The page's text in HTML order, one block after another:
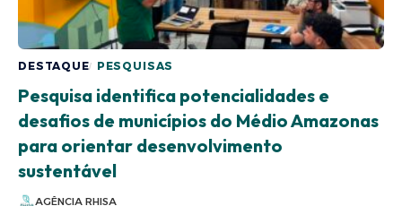
DESTAQUE PESQUISAS
Pesquisa identifica potencialidades e
desafios de municípios do Médio Amazonas
para orientar desenvolvimento
sustentável
AGÊNCIA RHISA